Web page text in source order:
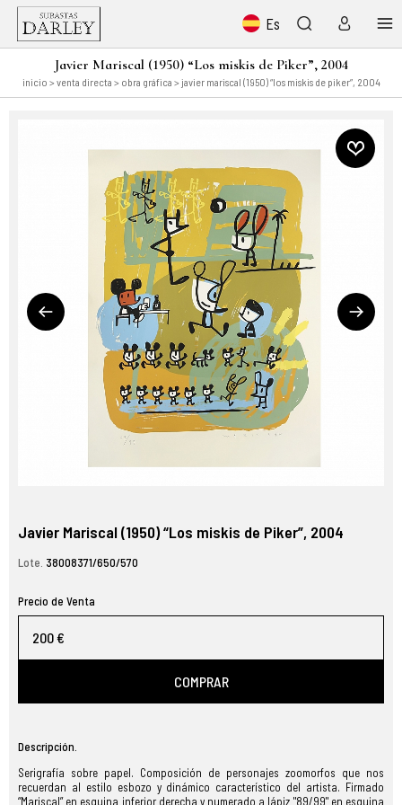
Es
Javier Mariscal (1950) “Los miskis de Piker”, 2004
inicio > venta directa > obra gráfica > javier mariscal (1950) “los miskis de piker”, 2004
Javier Mariscal (1950) “Los miskis de Piker”, 2004
Lote. 38008371/650/570
Precio de Venta
200 €
COMPRAR
Descripción.
Serigrafía sobre papel. Composición de personajes zoomorfos que nos
recuerdan al estilo esbozo y dinámico característico del artista. Firmado
“Mariscal” en esquina inferior derecha y numerado a lápiz "89/99" en esquina